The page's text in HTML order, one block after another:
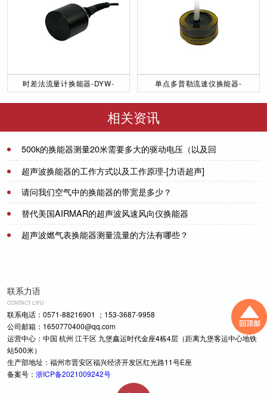
时差法流量计换能器-DYW-
单点多普勒流速仪换能器-
相关资讯
500k的换能器测量20米需要多大的驱动电压（以及回
波幅度）？
超声波换能器的工作方式以及工作原理-[力语超声]
请问我们空气中的换能器的带宽是多少？
替代美国AIRMAR的超声波风速风向仪换能器
超声波燃气表换能器测量流量的方法有哪些？
联系力语
CONTACT LIYU
联系电话：0571-88216901 ；153-3687-9958
公司邮箱：1650770400@qq.com
运营中心：中国 杭州 江干区 九堡鑫运时代金座4栋4层（距离九堡客运中心地铁
站500米）
生产部地址：福州市晋安区福兴经济开发区红光路11号E座
备案号： 浙ICP备2021009242号